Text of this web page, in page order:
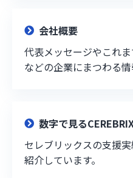
会社概要
代表メッセージやこれ
などの企業にまつわる情
数字で見る
セレブリックスの支援
紹介しています。